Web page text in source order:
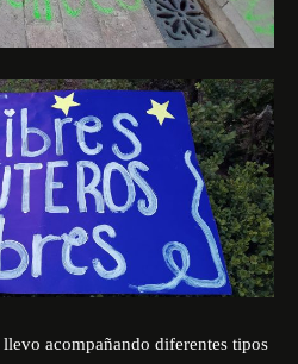
acompañando diferentes tipos